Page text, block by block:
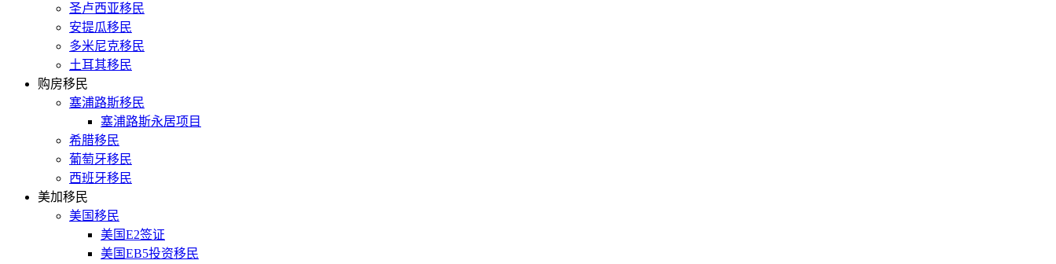
圣卢西亚移民
安提瓜移民
多米尼克移民
土耳其移民
购房移民
塞浦路斯移民
塞浦路斯永居项目
希腊移民
葡萄牙移民
西班牙移民
美加移民
美国移民
美国E2签证
美国EB5投资移民